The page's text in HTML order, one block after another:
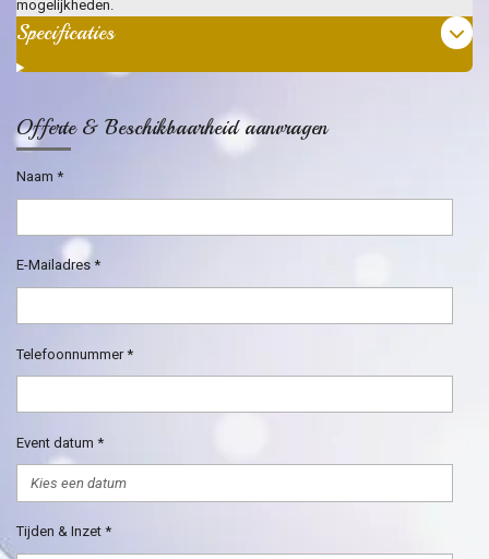
mogelijkheden.
Specificaties
Offerte & Beschikbaarheid aanvragen
Naam *
E-Mailadres *
Telefoonnummer *
Event datum *
Tijden & Inzet *